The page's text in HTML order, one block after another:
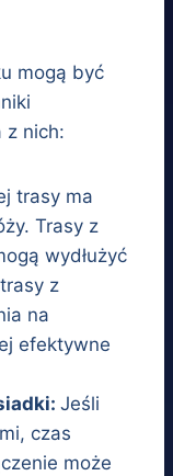
mogą być
z nich:
trasy ma
Trasy z
wydłużyć
z
na
efektywne
Jeśli
czas
może